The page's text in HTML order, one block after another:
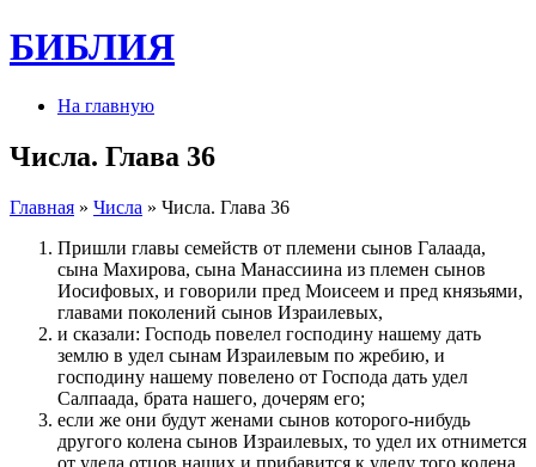
БИБЛИЯ
На главную
Числа. Глава 36
Главная » Числа » Числа. Глава 36
Пришли главы семейств от племени сынов Галаада,
сына Махирова, сына Манассиина из племен сынов
Иосифовых, и говорили пред Моисеем и пред князьями,
главами поколений сынов Израилевых,
и сказали: Господь повелел господину нашему дать
землю в удел сынам Израилевым по жребию, и
господину нашему повелено от Господа дать удел
Салпаада, брата нашего, дочерям его;
если же они будут женами сынов которого-нибудь
другого колена сынов Израилевых, то удел их отнимется
от удела отцов наших и прибавится к уделу того колена,